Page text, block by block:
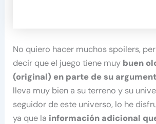
No quiero hacer muchos spoilers,
decir que el juego tiene muy buen
(original) en parte de su
lleva muy bien a su terreno y su
seguidor de este universo, lo he
ya que la información adicional